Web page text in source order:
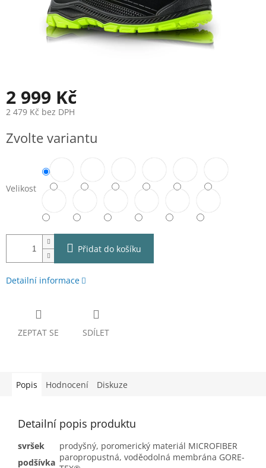
2 999 Kč
2 479 Kč bez DPH
cena:
Zvolte variantu
Velikost
Přidat do košíku
Detailní informace
ZEPTAT SE SDÍLET
Popis Hodnocení Diskuze
Detailní popis produktu
svršek
prodyšný, poromerický materiál MICROFIBER
podšívka paropropustná, voděodolná membrána GORE-